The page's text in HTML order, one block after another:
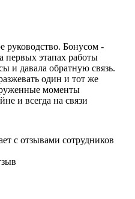
руководство. Бонусом -
первых этапах работы
и давала обратную связь.
один и тот же
моменты
и всегда на связи
с отзывами сотрудников